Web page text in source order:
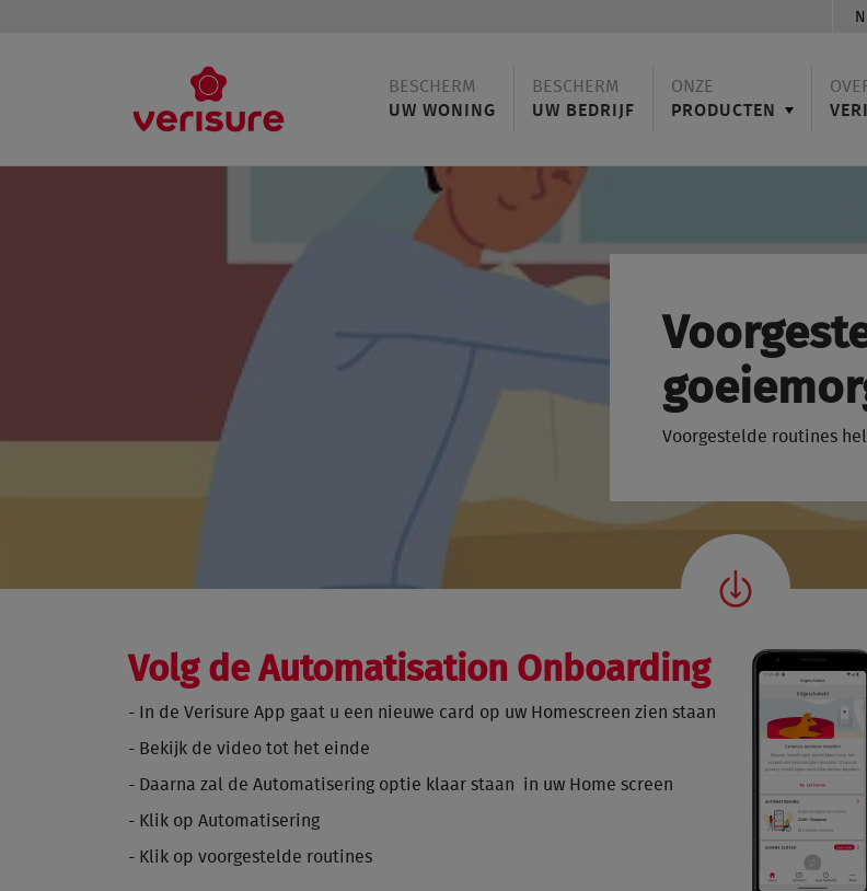
Main
navigation
UW WONING
BESCHERM
UW BEDRIJF
BESCHERM
PRODUCTEN
ONZE
Voorgestelde routines
Volg de Automatisation Onboarding
- In de Verisure App gaat u een nieuwe card op uw Homescreen zien staan
- Bekijk de video tot het einde
- Daarna zal de Automatisering optie klaar staan in uw Home screen
- Klik op Automatisering
- Klik op voorgestelde routines